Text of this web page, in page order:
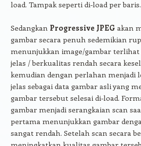
load. Tampak seperti di-load per baris.
Sedangkan Progressive JPEG akan
gambar secara penuh sedemikian
menunjukkan image/gambar terlihat
jelas / berkualitas rendah secara
kemudian dengan perlahan menjadi
jelas sebagai data gambar asli yang
gambar tersebut selesai di-load.
gambar menjadi serangkaian scan
pertama menunjukkan gambar
sangat rendah. Setelah scan secara